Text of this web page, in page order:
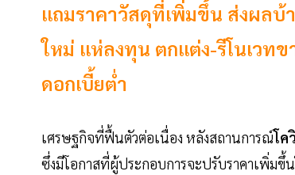
แถมราคาวัสดุที่เพิ่มขึ้น ส่งผลบ้
ใหม่ แห่ลงทุน ตกแต่ง-รีโนเวท
ดอกเบี้ยต่ำ
เศรษฐกิจที่ฟื้นตัวต่อเนื่อง หลังสถานการณ์โค
ซึ่งมีโอกาสที่ผู้ประกอบการจะปรับราคาเพิ่มขึ้